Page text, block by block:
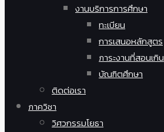
งานบริการการศึกษา
ทะเบียน
การเสนอหลักสูตร
ภาระงานที่สอนเกิน
บัณฑิตศึกษา
ติดต่อเรา
ภาควิชา
วิศวกรรมโยธา